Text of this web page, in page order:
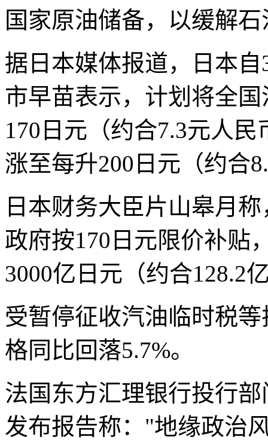
国家原油储备，以缓解
据日本媒体报道，日本
市早苗表示，计划将全
170日元（约合7.3元人
涨至每升200日元（约合
日本财务大臣片山皋月
政府按170日元限价补贴
3000亿日元（约合128.2
受暂停征收汽油临时税
格同比回落5.7%。
法国东方汇理银行投行
发布报告称："地缘政治